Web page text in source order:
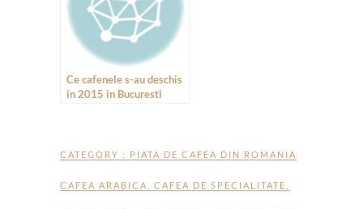
Ce cafenele s-au deschis
in 2015 in Bucuresti
CATEGORY : PIATA DE CAFEA DIN ROMANIA
CAFEA ARABICA CAFEA DE SPECIALITATE